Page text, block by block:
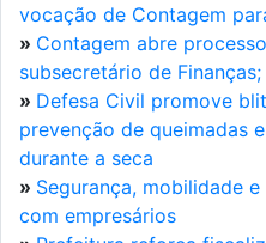
vocação de Contagem
» Contagem abre
subsecretário de
» Defesa Civil promove
prevenção de queimadas
durante a seca
» Segurança, mobilidade
com empresários